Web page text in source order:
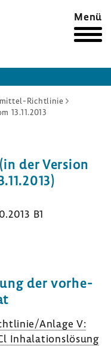
Menü
Richtlinie
13.11.2013
der Version
B1
der vorhe­
Anlage V:
Inha­la­ti­ons­lö­sung